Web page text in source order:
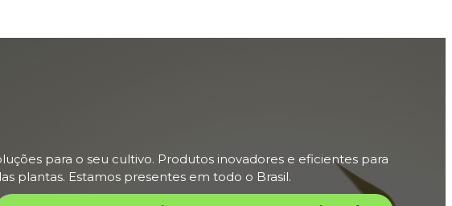
para o seu cultivo. Produtos inovadores e eficientes para
plantas. Estamos presentes em todo o Brasil.